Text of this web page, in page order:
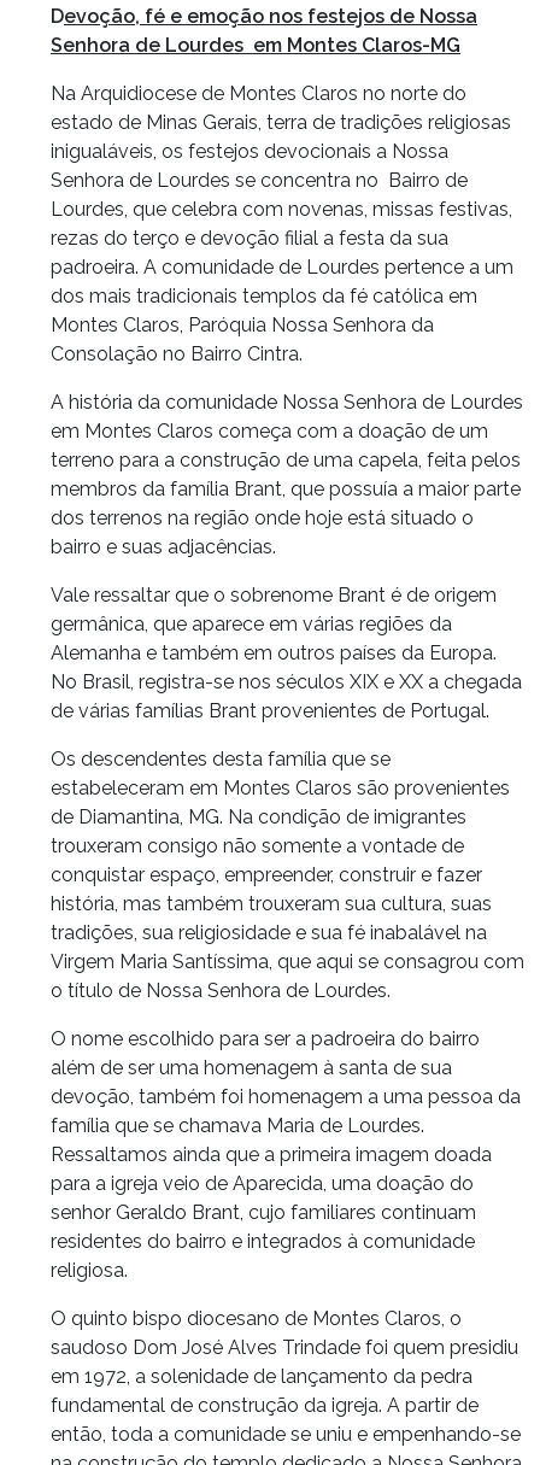
Devoção, fé e emoção nos festejos de Nossa
Senhora de Lourdes em Montes Claros-MG
Na Arquidiocese de Montes Claros no norte do
estado de Minas Gerais, terra de tradições religiosas
inigualáveis, os festejos devocionais a Nossa
Senhora de Lourdes se concentra no Bairro de
Lourdes, que celebra com novenas, missas festivas,
rezas do terço e devoção filial a festa da sua
padroeira. A comunidade de Lourdes pertence a um
dos mais tradicionais templos da fé católica em
Montes Claros, Paróquia Nossa Senhora da
Consolação no Bairro Cintra.
A história da comunidade Nossa Senhora de Lourdes
em Montes Claros começa com a doação de um
terreno para a construção de uma capela, feita pelos
membros da família Brant, que possuía a maior parte
dos terrenos na região onde hoje está situado o
bairro e suas adjacências.
Vale ressaltar que o sobrenome Brant é de origem
germânica, que aparece em várias regiões da
Alemanha e também em outros países da Europa.
No Brasil, registra-se nos séculos XIX e XX a chegada
de várias famílias Brant provenientes de Portugal.
Os descendentes desta família que se
estabeleceram em Montes Claros são provenientes
de Diamantina, MG. Na condição de imigrantes
trouxeram consigo não somente a vontade de
conquistar espaço, empreender, construir e fazer
história, mas também trouxeram sua cultura, suas
tradições, sua religiosidade e sua fé inabalável na
Virgem Maria Santíssima, que aqui se consagrou com
o título de Nossa Senhora de Lourdes.
O nome escolhido para ser a padroeira do bairro
além de ser uma homenagem à santa de sua
devoção, também foi homenagem a uma pessoa da
família que se chamava Maria de Lourdes.
Ressaltamos ainda que a primeira imagem doada
para a igreja veio de Aparecida, uma doação do
senhor Geraldo Brant, cujo familiares continuam
residentes do bairro e integrados à comunidade
religiosa.
O quinto bispo diocesano de Montes Claros, o
saudoso Dom José Alves Trindade foi quem presidiu
em 1972, a solenidade de lançamento da pedra
fundamental de construção da igreja. A partir de
então, toda a comunidade se uniu e empenhando-se